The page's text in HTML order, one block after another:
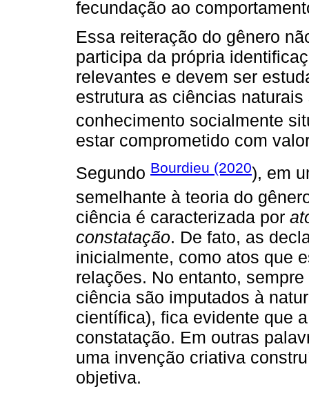
fecundação ao
Essa reiteração do gênero
participa da própria
relevantes e devem ser
estrutura as ciências
conhecimento socialmente
estar comprometido com
Segundo Bourdieu (2020), em
semelhante à teoria do
ciência é caracterizada por
constatação. De fato, as
inicialmente, como atos que
relações. No entanto,
ciência são imputados à
científica), fica evidente que
constatação. Em outras
uma invenção criativa
objetiva.